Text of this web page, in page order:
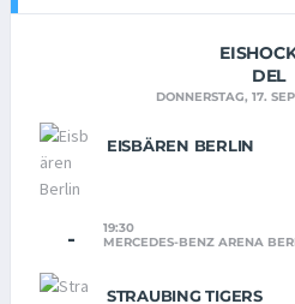
DEL
DONNERSTAG, 17.
EISBÄREN BERLIN
-
19:30
MERCEDES-BENZ ARENA
STRAUBING TIGERS